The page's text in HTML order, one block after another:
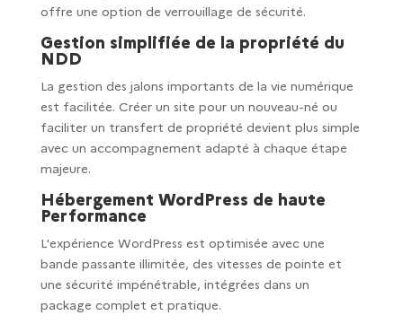
offre une option de verrouillage de sécurité.
Gestion simplifiée de la propriété du
NDD
La gestion des jalons importants de la vie numérique
est facilitée. Créer un site pour un nouveau-né ou
faciliter un transfert de propriété devient plus simple
avec un accompagnement adapté à chaque étape
majeure.
Hébergement WordPress de haute
Performance
L'expérience WordPress est optimisée avec une
bande passante illimitée, des vitesses de pointe et
une sécurité impénétrable, intégrées dans un
package complet et pratique.